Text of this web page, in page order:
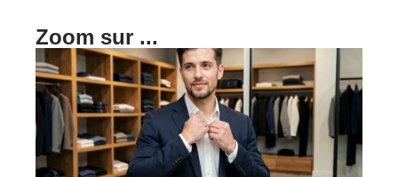
Zoom sur ...